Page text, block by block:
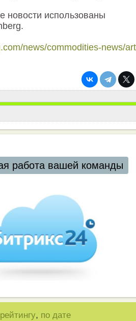
новости использованы
news/commodities-news/
работа вашей команды
, по дате